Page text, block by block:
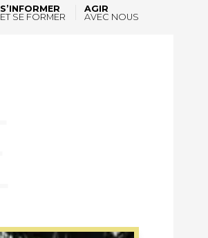
S’INFORMER
ET SE FORMER
AGIR
AVEC NOUS